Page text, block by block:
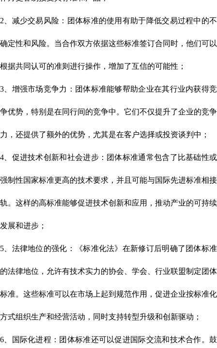
2、减少交易风险：团体标准的使用有助于降低交易过程中的不
确定性和风险。当合作双方依据这些标准签订合同时，他们可以
根据共同认可的准则进行操作，增加了互信的可能性；
3、增强市场竞争力：团体标准能够帮助企业在其行业内获得竞
争优势，特别是在同行间的竞争中。它们不仅提升了企业的竞争
力，还提供了额外的优势，尤其是在客户选择或投资谈判中；
4、促进技术创新和社会进步：团体标准通常包含了比基础性或
强制性国家标准更高的技术要求，并且可能与国际先进标准相接
轨。这样的高标准能够促进技术创新和应用，推动产业的可持续
发展和进步；
5、法律地位的强化：《标准化法》在新修订后明确了团体标准
的法律地位，允许有技术实力的协会、学会、行业联盟制定团体
标准。这些标准可以在市场上起到规范作用，促进企业按标准化
方式组织生产和经营活动，同时支持转型升级和创新驱动；
6、国际化进程：团体标准还可以促进国际交流和技术合作。鼓